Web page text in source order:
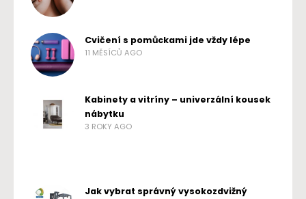
Cvičení s pomůckami jde vždy lépe
11 MĚSÍCŮ AGO
Kabinety a vitríny – univerzální kousek
nábytku
3 ROKY AGO
Jak vybrat správný vysokozdvižný